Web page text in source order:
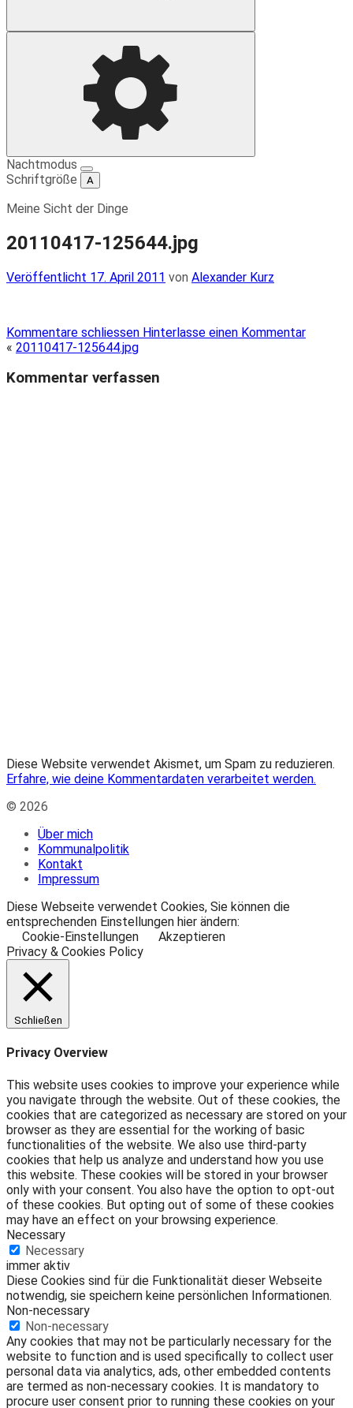
Suche
Einstellungen
Nachtmodus
Schriftgröße
A
Meine Sicht der Dinge
20110417-125644.jpg
Veröffentlicht
Veröffentlicht 17. April 2011 von Alexander Kurz
Kommentare schliessen Hinterlasse einen Kommentar
« 20110417-125644.jpg
Kommentar verfassen
Diese Website verwendet Akismet, um Spam zu reduzieren.
Erfahre, wie deine Kommentardaten verarbeitet werden.
© 2026
Über mich
Kommunalpolitik
Kontakt
Impressum
Diese Webseite verwendet Cookies, Sie können die
entsprechenden Einstellungen hier ändern:
Cookie-Einstellungen
Akzeptieren
Privacy & Cookies Policy
Schließen
Privacy Overview
This website uses cookies to improve your experience while
you navigate through the website. Out of these cookies, the
cookies that are categorized as necessary are stored on your
browser as they are essential for the working of basic
functionalities of the website. We also use third-party
cookies that help us analyze and understand how you use
this website. These cookies will be stored in your browser
only with your consent. You also have the option to opt-out
of these cookies. But opting out of some of these cookies
may have an effect on your browsing experience.
Necessary
Necessary
immer aktiv
Diese Cookies sind für die Funktionalität dieser Webseite
notwendig, sie speichern keine persönlichen Informationen.
Non-necessary
Non-necessary
Any cookies that may not be particularly necessary for the
website to function and is used specifically to collect user
personal data via analytics, ads, other embedded contents
are termed as non-necessary cookies. It is mandatory to
procure user consent prior to running these cookies on your